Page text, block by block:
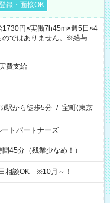
録・面接OK
円×実働7h45m×週5日×4
ではありません。※給与即
）
費支給
)駅から徒歩5分 / 宝町(東京
トパートナーズ
45分（残業少なめ！）
相談OK ※10月～！